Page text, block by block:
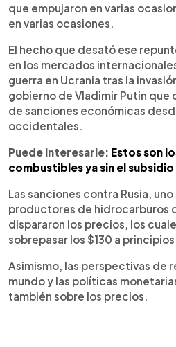
que empujaron en varias
en varias ocasiones.
El hecho que desató ese
en los mercados
guerra en Ucrania tras la
gobierno de Vladimir Putin que
de sanciones económicas
occidentales.
Puede interesarle: Estos son
combustibles ya sin el subsidio
Las sanciones contra Rusia,
productores de hidrocarburos
dispararon los precios, los
sobrepasar los $130 a principios
Asimismo, las perspectivas de
mundo y las políticas
también sobre los precios.